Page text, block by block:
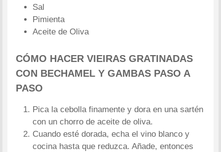
Sal
Pimienta
Aceite de Oliva
CÓMO HACER VIEIRAS GRATINADAS
CON BECHAMEL Y GAMBAS PASO A
PASO
Pica la cebolla finamente y dora en una sartén
con un chorro de aceite de oliva.
Cuando esté dorada, echa el vino blanco y
cocina hasta que reduzca. Añade, entonces